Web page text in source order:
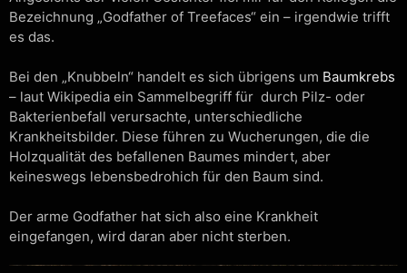
Bezeichnung „Godfather of Treefaces“ ein – irgendwie trifft
es das.
Bei den „Knubbeln“ handelt es sich übrigens um Baumkrebs
– laut Wikipedia ein Sammelbegriff für durch Pilz- oder
Bakterienbefall verursachte, unterschiedliche
Krankheitsbilder. Diese führen zu Wucherungen, die die
Holzqualität des befallenen Baumes mindert, aber
keineswegs lebensbedrohich für den Baum sind.
Der arme Godfather hat sich also eine Krankheit
eingefangen, wird daran aber nicht sterben.